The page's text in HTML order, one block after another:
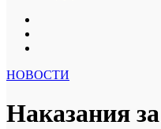
НОВОСТИ
Наказания